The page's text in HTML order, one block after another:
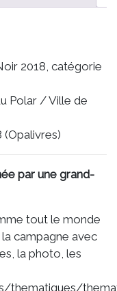
2018, catégorie
Polar / Ville de
(Opalivres)
par une grand-
tout le monde
campagne avec
la photo, les
thematiques/